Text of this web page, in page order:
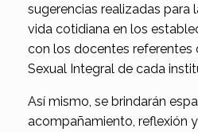
sugerencias realizadas para
vida cotidiana en los
con los docentes referentes
Sexual Integral de cada
Así mismo, se brindarán
acompañamiento, reflexión